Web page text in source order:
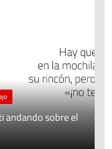
andando sobre el